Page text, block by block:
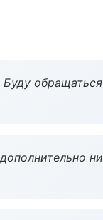
Буду